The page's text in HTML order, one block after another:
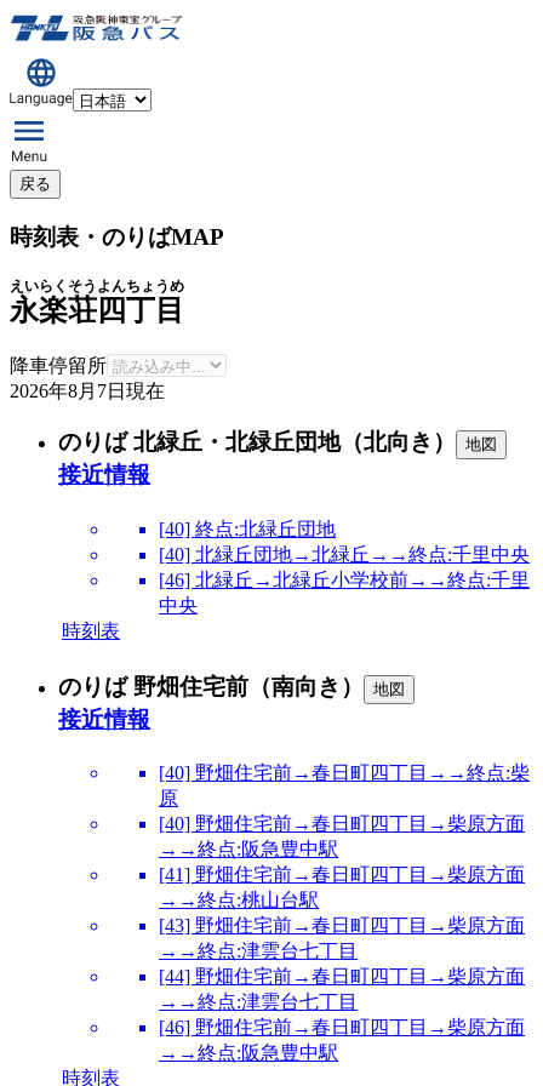
戻る
時刻表・のりばMAP
永楽荘四丁目
えいらくそうよんちょうめ
降車停留所
2026年8月7日 現在
のりば 北緑丘・北緑丘団地（北向き） 地図
接近情報
[40] 終点:北緑丘団地
[40] 北緑丘団地→北緑丘→→終点:千里中央
[46] 北緑丘→北緑丘小学校前→→終点:千里
中央
時刻表
のりば 野畑住宅前（南向き） 地図
接近情報
[40] 野畑住宅前→春日町四丁目→→終点:柴
原
[40] 野畑住宅前→春日町四丁目→柴原方面
→→終点:阪急豊中駅
[41] 野畑住宅前→春日町四丁目→柴原方面
→→終点:桃山台駅
[43] 野畑住宅前→春日町四丁目→柴原方面
→→終点:津雲台七丁目
[44] 野畑住宅前→春日町四丁目→柴原方面
→→終点:津雲台七丁目
[46] 野畑住宅前→春日町四丁目→柴原方面
→→終点:阪急豊中駅
時刻表